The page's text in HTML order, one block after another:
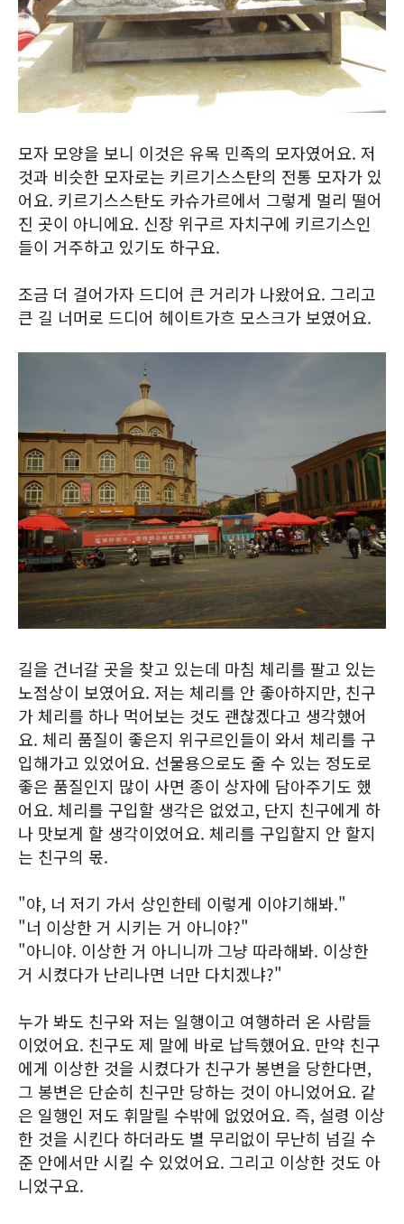
모자 모양을 보니 이것은 유목 민족의 모자였어요. 저
것과 비슷한 모자로는 키르기스스탄의 전통 모자가 있
어요. 키르기스스탄도 카슈가르에서 그렇게 멀리 떨어
진 곳이 아니에요. 신장 위구르 자치구에 키르기스인
들이 거주하고 있기도 하구요.
조금 더 걸어가자 드디어 큰 거리가 나왔어요. 그리고
큰 길 너머로 드디어 헤이트가흐 모스크가 보였어요.
길을 건너갈 곳을 찾고 있는데 마침 체리를 팔고 있는
노점상이 보였어요. 저는 체리를 안 좋아하지만, 친구
가 체리를 하나 먹어보는 것도 괜찮겠다고 생각했어
요. 체리 품질이 좋은지 위구르인들이 와서 체리를 구
입해가고 있었어요. 선물용으로도 줄 수 있는 정도로
좋은 품질인지 많이 사면 종이 상자에 담아주기도 했
어요. 체리를 구입할 생각은 없었고, 단지 친구에게 하
나 맛보게 할 생각이었어요. 체리를 구입할지 안 할지
는 친구의 몫.
"야, 너 저기 가서 상인한테 이렇게 이야기해봐."
"너 이상한 거 시키는 거 아니야?"
"아니야. 이상한 거 아니니까 그냥 따라해봐. 이상한
거 시켰다가 난리나면 너만 다치겠냐?"
누가 봐도 친구와 저는 일행이고 여행하러 온 사람들
이었어요. 친구도 제 말에 바로 납득했어요. 만약 친구
에게 이상한 것을 시켰다가 친구가 봉변을 당한다면,
그 봉변은 단순히 친구만 당하는 것이 아니었어요. 같
은 일행인 저도 휘말릴 수밖에 없었어요. 즉, 설령 이상
한 것을 시킨다 하더라도 별 무리없이 무난히 넘길 수
준 안에서만 시킬 수 있었어요. 그리고 이상한 것도 아
니었구요.